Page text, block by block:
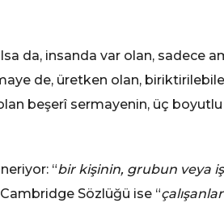
da, insanda var olan, sadece
de, üretken olan,
beşerî sermayenin, üç boyutlu
“bir kişinin, grubun veya
Cambridge Sözlüğü ise “